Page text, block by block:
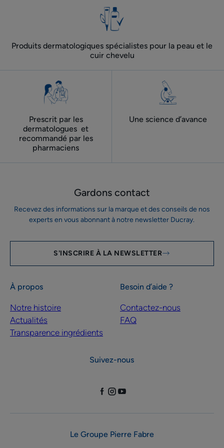
Produits dermatologiques spécialistes pour la peau et le
cuir chevelu
Prescrit par les
dermatologues ​ et
recommandé par les
pharmaciens
Une science d’avance
Gardons contact
Recevez des informations sur la marque et des conseils de nos
experts en vous abonnant à notre newsletter Ducray.
S'INSCRIRE À LA NEWSLETTER
À propos
Notre histoire
Actualités
Transparence ingrédients
Besoin d’aide ?
Contactez-nous
FAQ
Suivez-nous
Le Groupe Pierre Fabre